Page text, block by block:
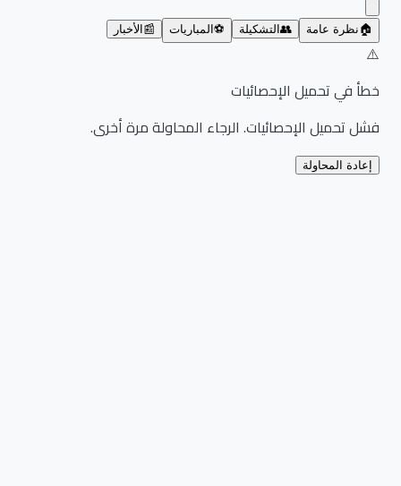
نظرة عامة 👥 التشكيلة ⚽ المباريات 📰 الأخبار
خطأ في تحميل الإحصائيات
فشل تحميل الإحصائيات. الرجاء المحاولة مرة أخرى.
إعادة المحاولة